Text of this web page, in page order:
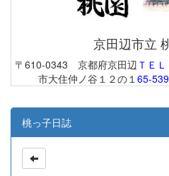
京田辺市立
〒610-0343 京都府京田辺
市大住仲ノ谷１２の１
ＴＥ
65-
桃っ子日誌